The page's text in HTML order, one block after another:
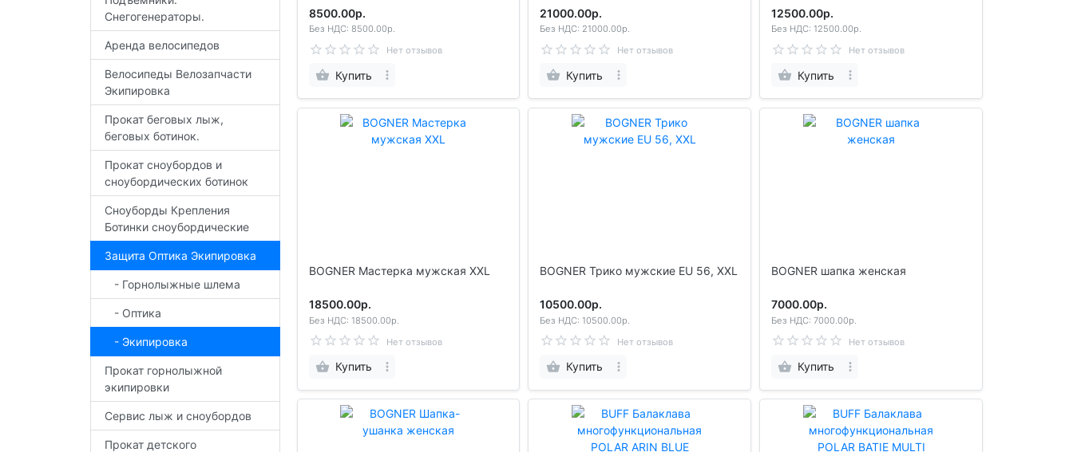
Снегогенераторы.
Аренда велосипедов
Велосипеды Велозапчасти
Экипировка
Прокат беговых лыж,
беговых ботинок.
Прокат сноубордов и
сноубордических ботинок
Сноуборды Крепления
Ботинки сноубордические
Защита Оптика Экипировка
- Горнолыжные шлема
- Оптика
- Экипировка
Прокат горнолыжной
экипировки
Сервис лыж и сноубордов
Прокат детского
8500.00р.
Без НДС: 8500.00р.
Нет отзывов
Купить
21000.00р.
Без НДС: 21000.00р.
Нет отзывов
Купить
12500.00р.
Без НДС: 12500.00р.
Нет отзывов
Купить
BOGNER Мастерка мужская XXL
18500.00р.
Без НДС: 18500.00р.
Нет отзывов
Купить
BOGNER Трико мужские EU 56, ХХL
10500.00р.
Без НДС: 10500.00р.
Нет отзывов
Купить
BOGNER шапка женская
7000.00р.
Без НДС: 7000.00р.
Нет отзывов
Купить